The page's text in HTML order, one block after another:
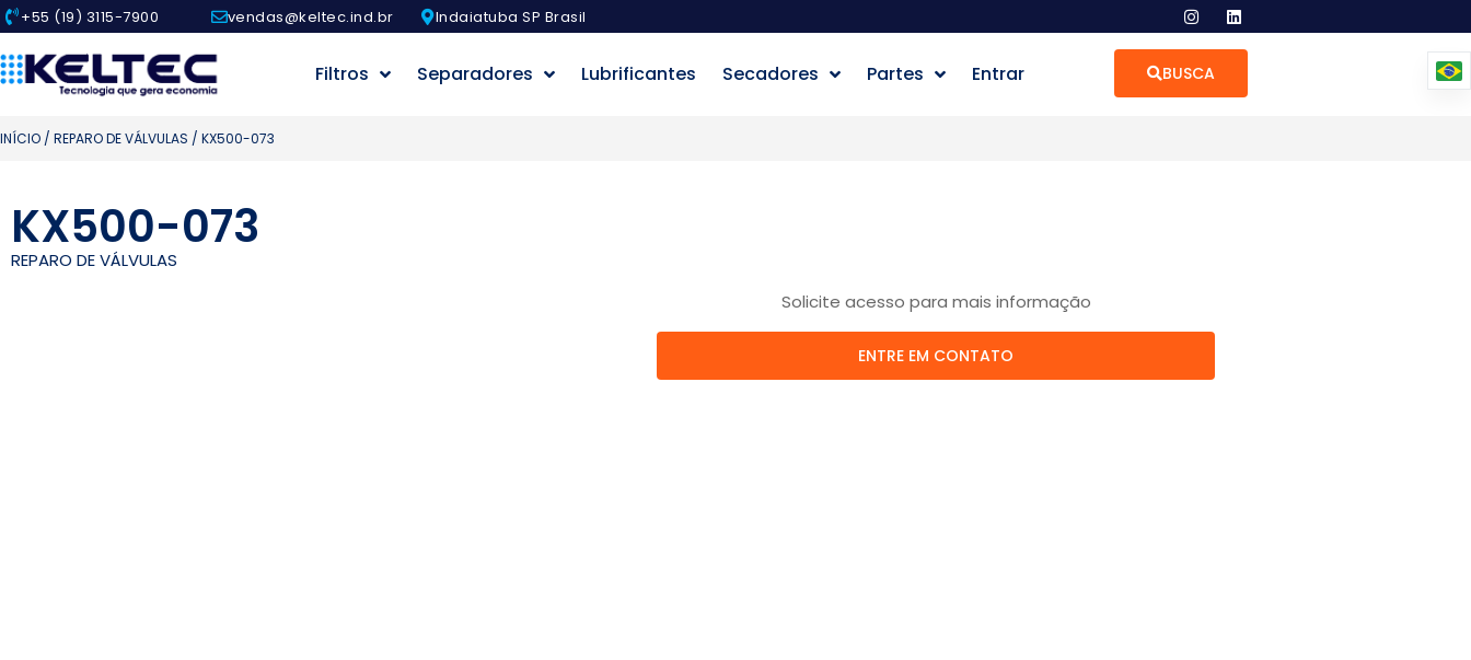
+55 (19) 3115-7900 vendas@keltec.ind.br Indaiatuba SP Brasil
Filtros Separadores Lubrificantes Secadores Partes Entrar BUSCA
INÍCIO / REPARO DE VÁLVULAS / KX500-073
KX500-073
REPARO DE VÁLVULAS
Solicite acesso para mais informação
ENTRE EM CONTATO